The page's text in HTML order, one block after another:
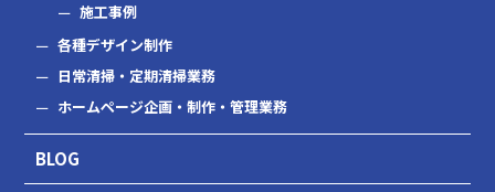
施工事例
各種デザイン制作
日常清掃・定期清掃業務
ホームページ企画・制作・管理業務
BLOG